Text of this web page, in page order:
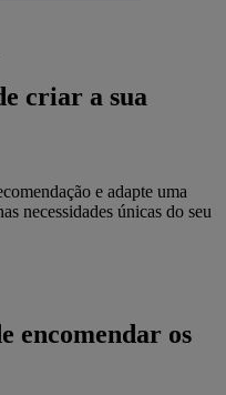
criar a sua
e adapte uma
necessidades únicas do seu
encomendar os